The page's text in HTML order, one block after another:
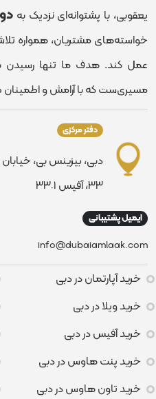
یعقوبی، با پشتوانه‌ای نزدیک به
خواسته‌های مشتریان، همواره
عمل کند. هدف ما تنها رسیدن
مسیری‌ست که با آرامش و
دفتر مرکزی
دبی، بیزینس بی،
٣٣، آفیس ٣٣٠١
ایمیل پشتیبانی
info@dubaiamlaak.com
خرید آپارتمان در دبی
خرید ویلا در دبی
خرید آفیس در دبی
خرید پنت هاوس در دبی
خرید تاون هاوس در دبی